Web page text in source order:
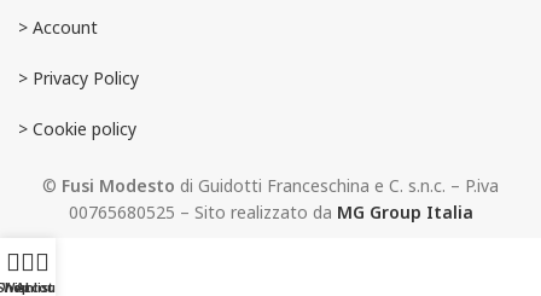
> Account
> Privacy Policy
> Cookie policy
© Fusi Modesto di Guidotti Franceschina e C. s.n.c. – P.iva
00765680525 – Sito realizzato da MG Group Italia
Wishlist
Account